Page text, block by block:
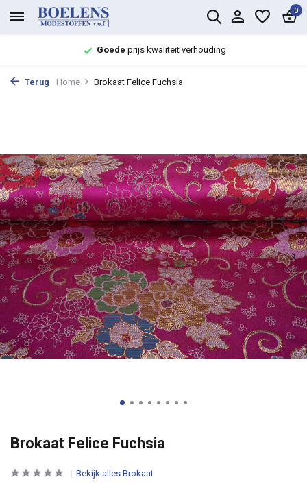
0
Goede prijs kwaliteit verhouding
Terug Home Brokaat Felice Fuchsia
Brokaat Felice Fuchsia
Bekijk alles Brokaat